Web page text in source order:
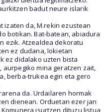
badut neure islarik
izaten da, M.rekin ezustean
botikan. Bat-batean, abiadura
ezik. Atzealdea dekoratu
ez dudana, lokietan
ez didalako uzten bista
mina geratzen zait,
berba-trukea egin eta gero
da. Urdailaren hormak
dienean. Orduetan ezer jan
isurtzen dituzu listua